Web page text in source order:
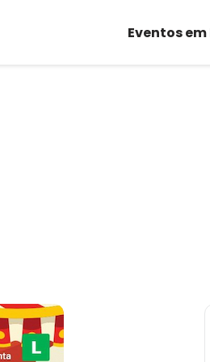
Eventos em